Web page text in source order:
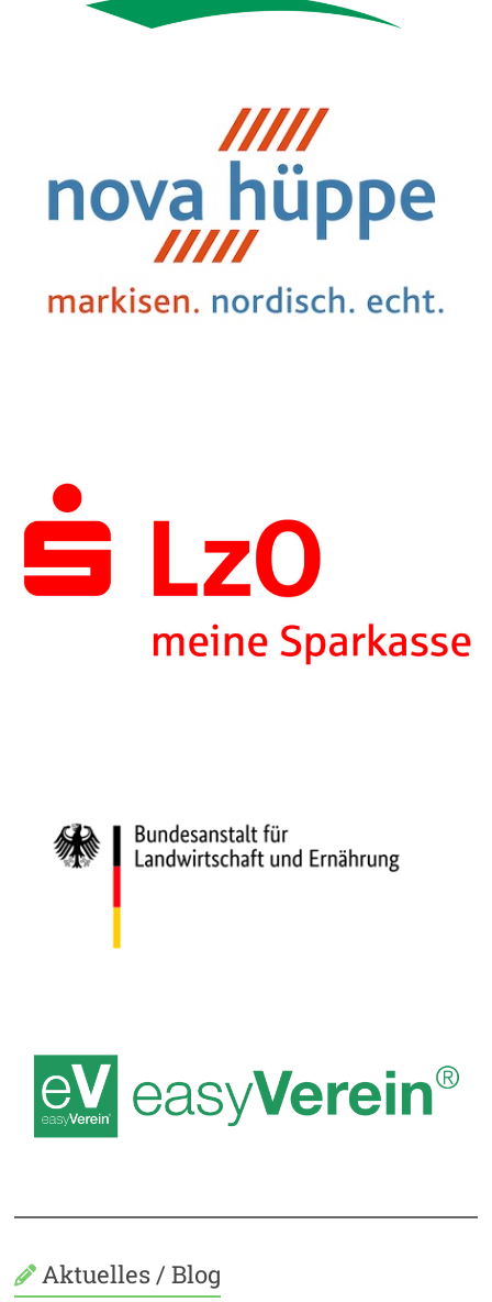
Aktuelles / Blog